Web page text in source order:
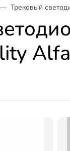
Трековый